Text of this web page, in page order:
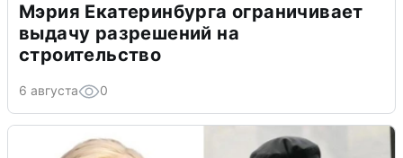
Мэрия Екатеринбурга ограничивает
выдачу разрешений на
строительство
6 августа 0